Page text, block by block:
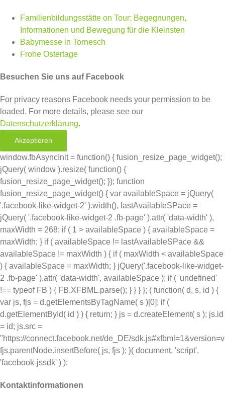
Familienbildungsstätte on Tour: Begegnungen,
Informationen und Bewegung für die Kleinsten
Babymesse in Tornesch
Frohe Ostertage
Besuchen Sie uns auf Facebook
For privacy reasons Facebook needs your permission to be
loaded. For more details, please see our
Datenschutzerklärung.
Akzeptieren
window.fbAsyncInit = function() { fusion_resize_page_widget();
jQuery( window ).resize( function() {
fusion_resize_page_widget(); }); function
fusion_resize_page_widget() { var availableSpace = jQuery(
'.facebook-like-widget-2' ).width(), lastAvailableSPace =
jQuery( '.facebook-like-widget-2 .fb-page' ).attr( 'data-width' ),
maxWidth = 268; if ( 1 > availableSpace ) { availableSpace =
maxWidth; } if ( availableSpace != lastAvailableSPace &&
availableSpace != maxWidth ) { if ( maxWidth < availableSpace
) { availableSpace = maxWidth; } jQuery('.facebook-like-widget-
2 .fb-page' ).attr( 'data-width', availableSpace ); if ( 'undefined'
!== typeof FB ) { FB.XFBML.parse(); } } } }; ( function( d, s, id ) {
var js, fjs = d.getElementsByTagName( s )[0]; if (
d.getElementById( id ) ) { return; } js = d.createElement( s ); js.id
= id; js.src =
"https://connect.facebook.net/de_DE/
fjs.parentNode.insertBefore( js, fjs ); }( document, 'script',
'facebook-jssdk' ) );
Kontaktinformationen